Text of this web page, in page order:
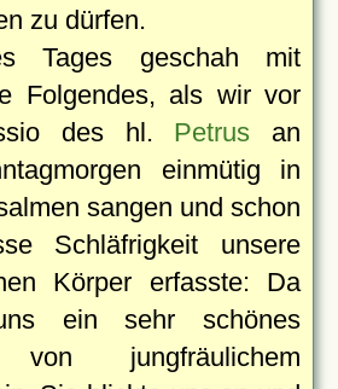
zu dürfen.
Tages geschah mit
Folgendes, als wir vor
des hl. Petrus an
einmütig in
sangen und schon
Schläfrigkeit unsere
Körper erfasste: Da
ein sehr schönes
von jungfräulichem